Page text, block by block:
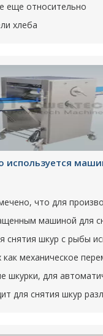
еще относительно
хлеба
что для
машиной для
шкур с рыбы
как механическое
шкурки, для
для снятия шкур